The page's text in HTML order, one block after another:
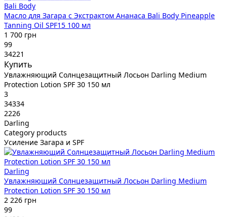
Bali Body
Масло для Загара с Экстрактом Ананаса Bali Body Pineapple
Tanning Oil SPF15 100 мл
1 700 грн
99
34221
Купить
Увлажняющий Солнцезащитный Лосьон Darling Medium
Protection Lotion SPF 30 150 мл
3
34334
2226
Darling
Category products
Усиление Загара и SPF
Darling
Увлажняющий Солнцезащитный Лосьон Darling Medium
Protection Lotion SPF 30 150 мл
2 226 грн
99